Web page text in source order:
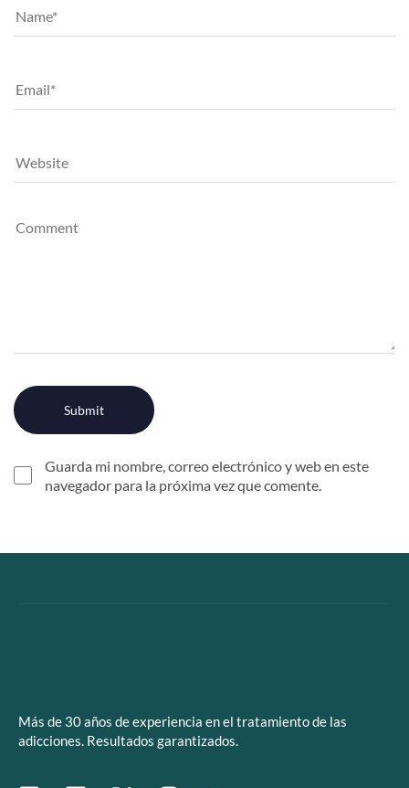
Guarda mi nombre, correo electrónico y web en este
navegador para la próxima vez que comente.
Más de 30 años de experiencia en el tratamiento de las
adicciones. Resultados garantizados.